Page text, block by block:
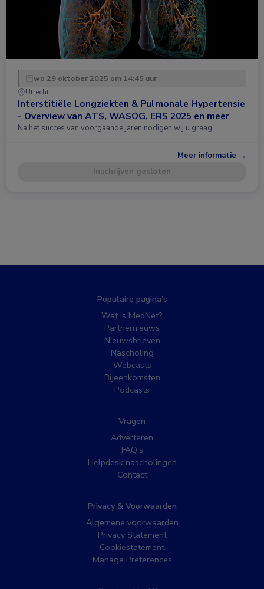
wo 29 oktober 2025 om 14:45 uur
Utrecht
Interstitiële Longziekten & Pulmonale Hypertensie
- Overview van ATS, WASOG, ERS 2025 en meer
Na het succes van voorgaande jaren nodigen wij u graag …
Meer informatie →
Inschrijven gesloten
Populaire pagina’s
Wat is MedNet?
Partnernieuws
Nieuwsbrieven
Nascholing
Webcasts
Bijeenkomsten
Podcasts
Vragen
Adverteren
FAQ’s
Helpdesk nascholingen
Contact
Privacy & Voorwaarden
Algemene voorwaarden
Privacy Statement
Cookiestatement
Manage Preferences